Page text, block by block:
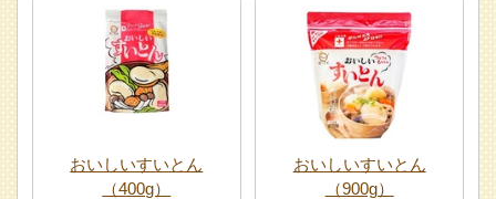
おいしいすいとん
（400g）
おいしいすいとん
（900g）